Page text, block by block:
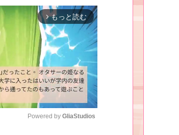
arrow_forward_ios もっと読む
Powered by GliaStudios